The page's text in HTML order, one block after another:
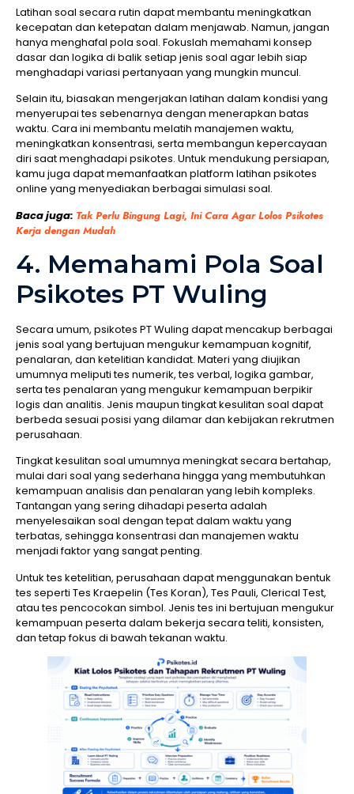
Latihan soal secara rutin dapat membantu meningkatkan
kecepatan dan ketepatan dalam menjawab. Namun, jangan
hanya menghafal pola soal. Fokuslah memahami konsep
dasar dan logika di balik setiap jenis soal agar lebih siap
menghadapi variasi pertanyaan yang mungkin muncul.
Selain itu, biasakan mengerjakan latihan dalam kondisi yang
menyerupai tes sebenarnya dengan menerapkan batas
waktu. Cara ini membantu melatih manajemen waktu,
meningkatkan konsentrasi, serta membangun kepercayaan
diri saat menghadapi psikotes. Untuk mendukung persiapan,
kamu juga dapat memanfaatkan platform latihan psikotes
online yang menyediakan berbagai simulasi soal.
Baca juga: Tak Perlu Bingung Lagi, Ini Cara Agar Lolos Psikotes
Kerja dengan Mudah
4. Memahami Pola Soal
Psikotes PT Wuling
Secara umum, psikotes PT Wuling dapat mencakup berbagai
jenis soal yang bertujuan mengukur kemampuan kognitif,
penalaran, dan ketelitian kandidat. Materi yang diujikan
umumnya meliputi tes numerik, tes verbal, logika gambar,
serta tes penalaran yang mengukur kemampuan berpikir
logis dan analitis. Jenis maupun tingkat kesulitan soal dapat
berbeda sesuai posisi yang dilamar dan kebijakan rekrutmen
perusahaan.
Tingkat kesulitan soal umumnya meningkat secara bertahap,
mulai dari soal yang sederhana hingga yang membutuhkan
kemampuan analisis dan penalaran yang lebih kompleks.
Tantangan yang sering dihadapi peserta adalah
menyelesaikan soal dengan tepat dalam waktu yang
terbatas, sehingga konsentrasi dan manajemen waktu
menjadi faktor yang sangat penting.
Untuk tes ketelitian, perusahaan dapat menggunakan bentuk
tes seperti Tes Kraepelin (Tes Koran), Tes Pauli, Clerical Test,
atau tes pencocokan simbol. Jenis tes ini bertujuan mengukur
kemampuan peserta dalam bekerja secara teliti, konsisten,
dan tetap fokus di bawah tekanan waktu.